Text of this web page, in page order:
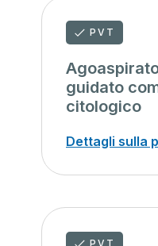
PVT
guidato
citologico
Dettagli sulla
PVT